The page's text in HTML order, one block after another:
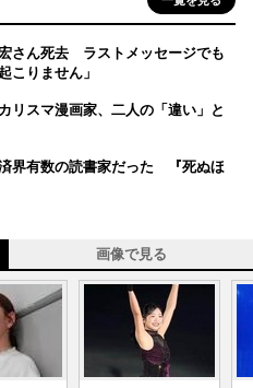
さん死去 ラストメッセージでも
りません」
スマ漫画家、二人の「違い」と
界有数の読書家だった 『死ぬほ
画像で見る